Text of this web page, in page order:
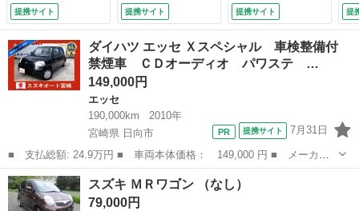
提携サイト
トレベライザー ア
ルミホイール ＡＢ
ーン式 フロアマッ
ト エアバッグ
（なし）
提携サイト
ンチ 走行距離８５
０００キロ （車検
提携サイト
ミ
ン
提
ダイハツ エッセ Ｘスペシャル 車検整備付
禁煙車 ＣＤオーディオ パワステ …
149,000円
エッセ
190,000km
2010年
宮崎県 日向市
提携サイト 7月31日
■ 支払総額: 24.9万円 ■ 車両本体価格： 149,000 円 ■ メーカー
名： ダイハツ ■ 車種名： エッセ ■ グレード名： Ｘスペシャ
ル 車検整備付 禁煙車 ＣＤオーディオ パワステ エアコン キ
－レス 盗難...
宮崎 日向市 エッセ 車両
スズキ ＭＲワゴン （なし）
79,000円